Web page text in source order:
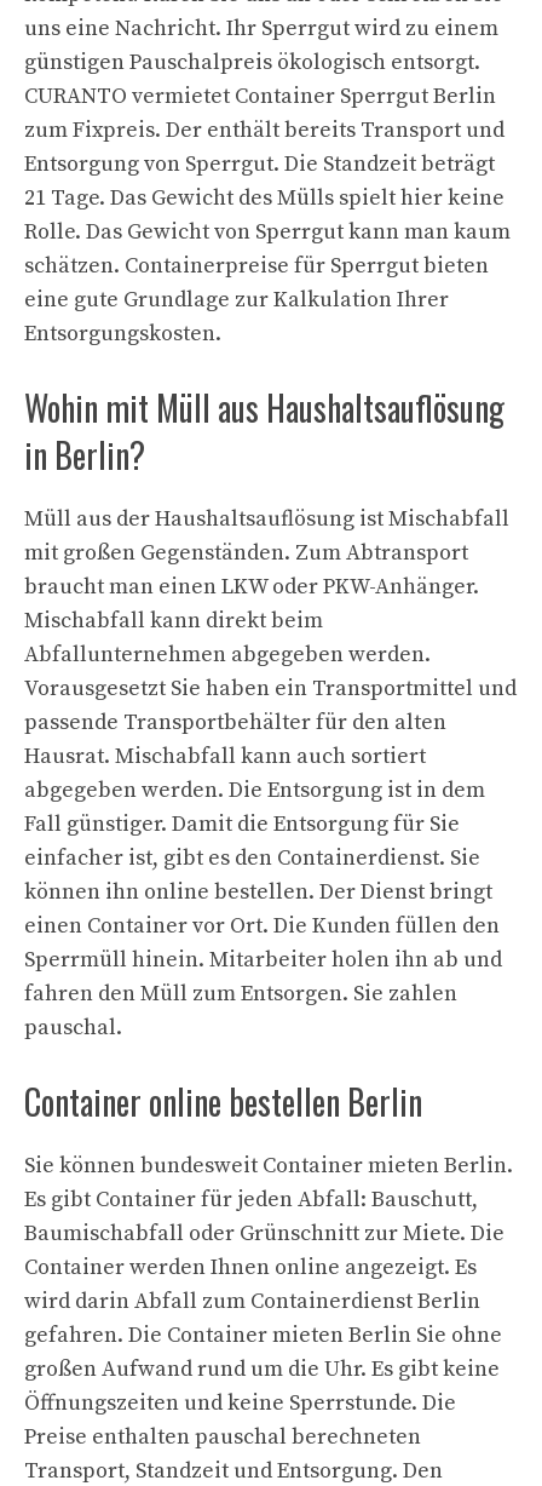
uns eine Nachricht. Ihr Sperrgut wird zu einem
günstigen Pauschalpreis ökologisch entsorgt.
CURANTO vermietet Container Sperrgut Berlin
zum Fixpreis. Der enthält bereits Transport und
Entsorgung von Sperrgut. Die Standzeit beträgt
21 Tage. Das Gewicht des Mülls spielt hier keine
Rolle. Das Gewicht von Sperrgut kann man kaum
schätzen. Containerpreise für Sperrgut bieten
eine gute Grundlage zur Kalkulation Ihrer
Entsorgungskosten.
Wohin mit Müll aus Haushaltsauflösung
in Berlin?
Müll aus der Haushaltsauflösung ist Mischabfall
mit großen Gegenständen. Zum Abtransport
braucht man einen LKW oder PKW-Anhänger.
Mischabfall kann direkt beim
Abfallunternehmen abgegeben werden.
Vorausgesetzt Sie haben ein Transportmittel und
passende Transportbehälter für den alten
Hausrat. Mischabfall kann auch sortiert
abgegeben werden. Die Entsorgung ist in dem
Fall günstiger. Damit die Entsorgung für Sie
einfacher ist, gibt es den Containerdienst. Sie
können ihn online bestellen. Der Dienst bringt
einen Container vor Ort. Die Kunden füllen den
Sperrmüll hinein. Mitarbeiter holen ihn ab und
fahren den Müll zum Entsorgen. Sie zahlen
pauschal.
Container online bestellen Berlin
Sie können bundesweit Container mieten Berlin.
Es gibt Container für jeden Abfall: Bauschutt,
Baumischabfall oder Grünschnitt zur Miete. Die
Container werden Ihnen online angezeigt. Es
wird darin Abfall zum Containerdienst Berlin
gefahren. Die Container mieten Berlin Sie ohne
großen Aufwand rund um die Uhr. Es gibt keine
Öffnungszeiten und keine Sperrstunde. Die
Preise enthalten pauschal berechneten
Transport, Standzeit und Entsorgung. Den